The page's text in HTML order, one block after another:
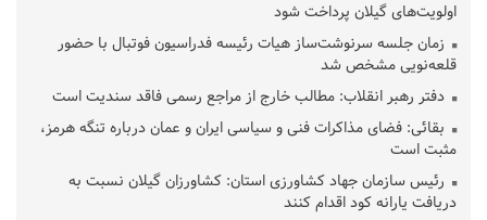
اولویت‌های گیلان پرداخت شود
زمان جلسه سرنوشت‌ساز هیات رئیسه فدراسیون فوتبال با حضور
قلعه‌نویی مشخص شد
دفتر رهبر انقلاب: مطالب خارج از مراجع رسمی فاقد سندیت است
بقائی: فضای مذاکرات فنی و سیاسی ایران و عمان درباره تنگه هرمز،
مثبت است
رئیس سازمان جهاد کشاورزی استان: کشاورزان گیلان نسبت به
دریافت یارانه کود اقدام کنند